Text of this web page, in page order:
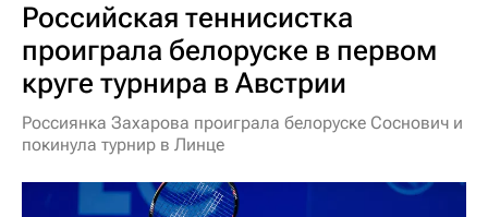
Российская теннисистка
проиграла белоруске в первом
круге турнира в Австрии
Россиянка Захарова проиграла белоруске Соснович и
покинула турнир в Линце